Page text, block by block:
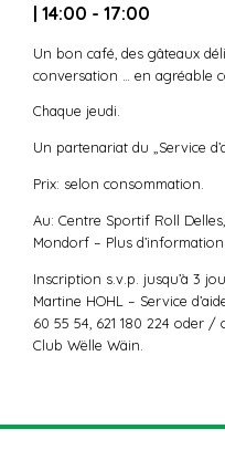
| 14:00 - 17:00
Un bon café, des gâteaux
conversation … en agréable
Chaque jeudi.
Un partenariat du „Service
Prix: selon consommation.
Au: Centre Sportif Roll
Mondorf – Plus
Inscription s.v.p. jusqu’à 3
Martine HOHL – Service
60 55 54, 621 180 224 oder /
Club Wëlle Wäin.